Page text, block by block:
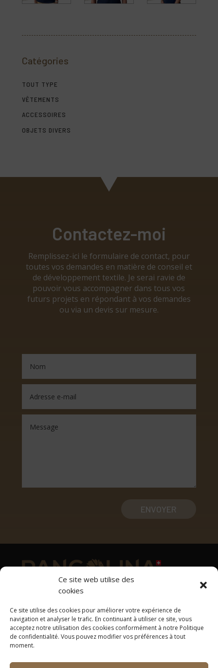
Ce site web utilise des
cookies
Ce site utilise des cookies pour améliorer votre expérience de
navigation et analyser le trafic. En continuant à utiliser ce site, vous
acceptez notre utilisation des cookies conformément à notre Politique
de confidentialité. Vous pouvez modifier vos préférences à tout
moment.
Catégories
TOUT TYPE
VÊTEMENTS
ACCESSOIRES
OBJETS DIVERS
Contactez-moi
Remplissez-ici le formulaire de contact, pour
toutes vos demandes en matière de conseil et
de développement textile. Je serai ravie de
pouvoir vous accompagner dans tous vos
futurs projets en répondant à vos demandes
ou via un devis sur mesure.
ENVOYER
Adresse
1169 Yens
Tél: +41 78 637 33 00
contact@pangolina.com